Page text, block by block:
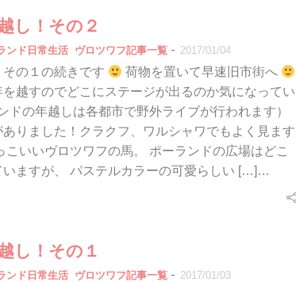
し！その２
ンド日常生活 ヴロツワフ記事一覧 - 2017/01/04
の１の続きです
荷物を置いて早速旧市街へ
越すのでどこにステージが出るのか気になってい
ドの年越しは各都市で野外ライブが行われます）
りました！クラクフ、ワルシャワでもよく見ます
こいいヴロツワフの馬。 ポーランドの広場はどこ
いますが、 パステルカラーの可愛らしい […]…
し！その１
ンド日常生活 ヴロツワフ記事一覧 - 2017/01/03